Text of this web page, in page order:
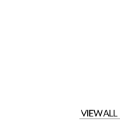
VIEW ALL